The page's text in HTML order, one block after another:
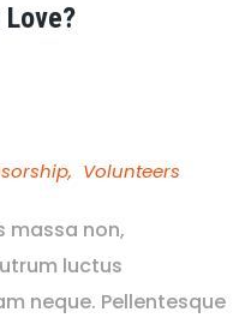
Love?
, Volunteers
massa non,
luctus
neque. Pellentesque